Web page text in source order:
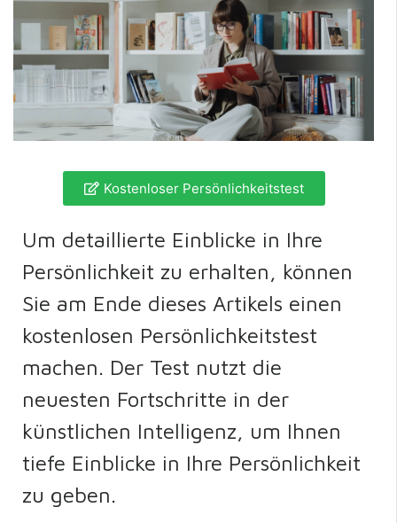
Kostenloser Persönlichkeitstest
Um detaillierte Einblicke in Ihre
Persönlichkeit zu erhalten, können
Sie am Ende dieses Artikels einen
kostenlosen Persönlichkeitstest
machen. Der Test nutzt die
neuesten Fortschritte in der
künstlichen Intelligenz, um Ihnen
tiefe Einblicke in Ihre Persönlichkeit
zu geben.